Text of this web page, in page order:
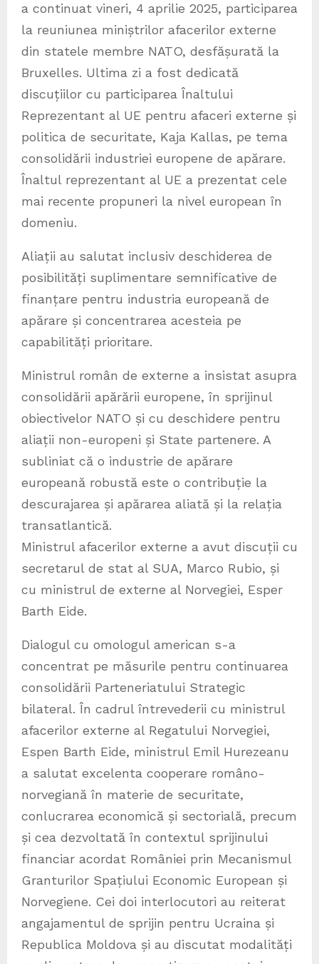
a continuat vineri, 4 aprilie 2025, participarea
la reuniunea miniștrilor afacerilor externe
din statele membre NATO, desfășurată la
Bruxelles. Ultima zi a fost dedicată
discuțiilor cu participarea Înaltului
Reprezentant al UE pentru afaceri externe și
politica de securitate, Kaja Kallas, pe tema
consolidării industriei europene de apărare.
Înaltul reprezentant al UE a prezentat cele
mai recente propuneri la nivel european în
domeniu.
Aliații au salutat inclusiv deschiderea de
posibilități suplimentare semnificative de
finanțare pentru industria europeană de
apărare și concentrarea acesteia pe
capabilități prioritare.
Ministrul român de externe a insistat asupra
consolidării apărării europene, în sprijinul
obiectivelor NATO și cu deschidere pentru
aliații non-europeni și State partenere. A
subliniat că o industrie de apărare
europeană robustă este o contribuție la
descurajarea și apărarea aliată și la relația
transatlantică.
Ministrul afacerilor externe a avut discuții cu
secretarul de stat al SUA, Marco Rubio, și
cu ministrul de externe al Norvegiei, Esper
Barth Eide.
Dialogul cu omologul american s-a
concentrat pe măsurile pentru continuarea
consolidării Parteneriatului Strategic
bilateral. În cadrul întrevederii cu ministrul
afacerilor externe al Regatului Norvegiei,
Espen Barth Eide, ministrul Emil Hurezeanu
a salutat excelenta cooperare româno-
norvegiană în materie de securitate,
conlucrarea economică și sectorială, precum
și cea dezvoltată în contextul sprijinului
financiar acordat României prin Mecanismul
Granturilor Spațiului Economic European și
Norvegiene. Cei doi interlocutori au reiterat
angajamentul de sprijin pentru Ucraina și
Republica Moldova și au discutat modalități